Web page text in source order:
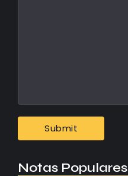
Notas Populares